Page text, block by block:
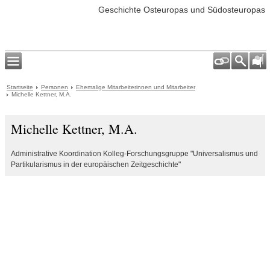
Geschichte Osteuropas und Südosteuropas
Startseite Personen
Ehemalige Mitarbeiterinnen und Mitarbeiter
Michelle Kettner, M.A.
Michelle Kettner, M.A.
Administrative Koordination Kolleg-Forschungsgruppe "Universalismus und
Partikularismus in der europäischen Zeitgeschichte"